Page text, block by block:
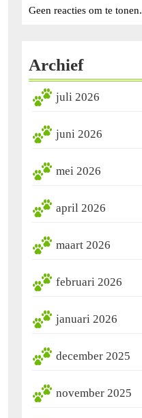
Geen reacties om te tonen.
Archief
juli 2026
juni 2026
mei 2026
april 2026
maart 2026
februari 2026
januari 2026
december 2025
november 2025